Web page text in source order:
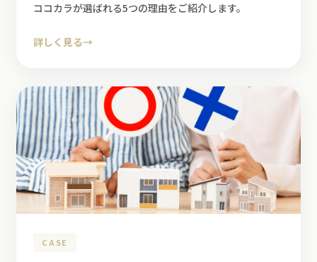
ココカラが選ばれる5つの理由をご紹介します。
詳しく見る→
CASE